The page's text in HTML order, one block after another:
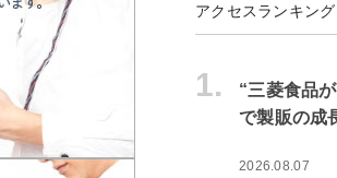
アクセスランキング
1.
“三菱食品
で製販の成
2026.08.07